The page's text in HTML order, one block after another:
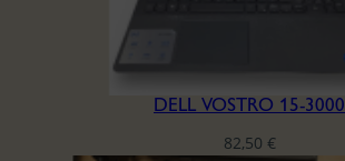
DELL VOSTRO 15-3000
82,50 €